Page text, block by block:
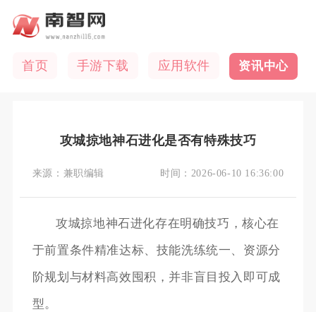
首页 手游下载 应用软件 资讯中心
攻城掠地神石进化是否有特殊技巧
来源： 兼职编辑 时间： 2026-06-10 16:36:00
攻城掠地神石进化存在明确技巧，核心在
于前置条件精准达标、技能洗练统一、资源分
阶规划与材料高效囤积，并非盲目投入即可成
型。